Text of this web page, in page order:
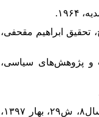
تحقیق ابراهیم مقحفی،
و پژوهش‌های سیاسی،
۳۰. غلامی، علی، «بررسی حمله عثمانی‌ها به یمن، دلایل، پیامدها و نتایج آن»، پژوهش‌نامه تاریخ اسلام، سال۸، ش۲۹، بهار ۱۳۹۷،